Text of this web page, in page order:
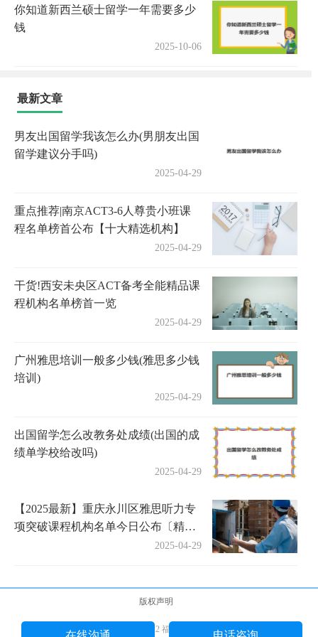
你知道新西兰硕士留学一年需要多少
钱
2025-10-06
最新文章
男友出国留学我该怎么办(男朋友出国
留学建议分手吗)
2025-04-29
重点推荐|南京ACT3-6人尊贵小班课
程名单榜首公布【十大精选机构】
2025-04-29
干货!西安未央区ACT备考全能精品课
程机构名单榜首一览
2025-04-29
广州雅思培训一般多少钱(雅思多少钱
培训)
2025-04-29
出国留学怎么改教务处成绩(出国的成
绩单学校给改吗)
2025-04-29
【2025最新】重庆永川区雅思听力专
项突破课程机构名单今日公布〔精选
2025-04-29
版权声明
Copyright © 2018-2022 福途教育网 版权所有